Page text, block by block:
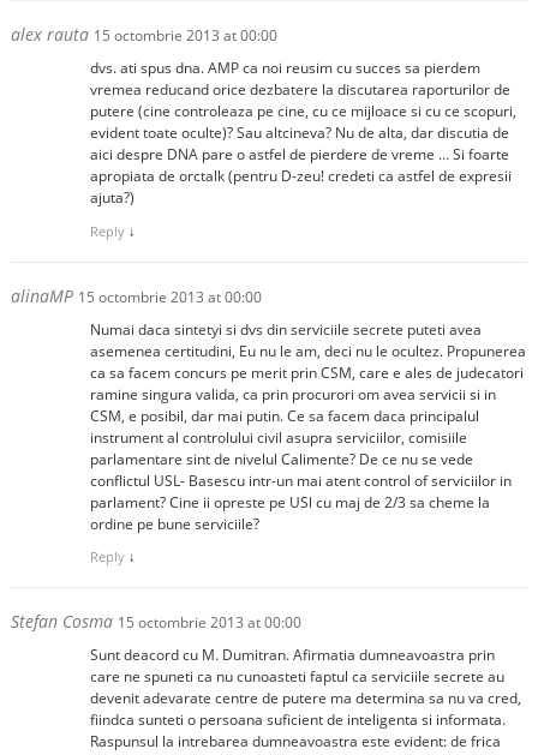
alex rauta 15 octombrie 2013 at 00:00
dvs. ati spus dna. AMP ca noi reusim cu succes sa pierdem
vremea reducand orice dezbatere la discutarea raporturilor de
putere (cine controleaza pe cine, cu ce mijloace si cu ce scopuri,
evident toate oculte)? Sau altcineva? Nu de alta, dar discutia de
aici despre DNA pare o astfel de pierdere de vreme … Si foarte
apropiata de orctalk (pentru D-zeu! credeti ca astfel de expresii
ajuta?)
Reply ↓
alinaMP 15 octombrie 2013 at 00:00
Numai daca sintetyi si dvs din serviciile secrete puteti avea
asemenea certitudini, Eu nu le am, deci nu le ocultez. Propunerea
ca sa facem concurs pe merit prin CSM, care e ales de judecatori
ramine singura valida, ca prin procurori om avea servicii si in
CSM, e posibil, dar mai putin. Ce sa facem daca principalul
instrument al controlului civil asupra serviciilor, comisiile
parlamentare sint de nivelul Calimente? De ce nu se vede
conflictul USL- Basescu intr-un mai atent control of serviciilor in
parlament? Cine ii opreste pe USl cu maj de 2/3 sa cheme la
ordine pe bune serviciile?
Reply ↓
Stefan Cosma 15 octombrie 2013 at 00:00
Sunt deacord cu M. Dumitran. Afirmatia dumneavoastra prin
care ne spuneti ca nu cunoasteti faptul ca serviciile secrete au
devenit adevarate centre de putere ma determina sa nu va cred,
fiindca sunteti o persoana suficient de inteligenta si informata.
Raspunsul la intrebarea dumneavoastra este evident: de frica